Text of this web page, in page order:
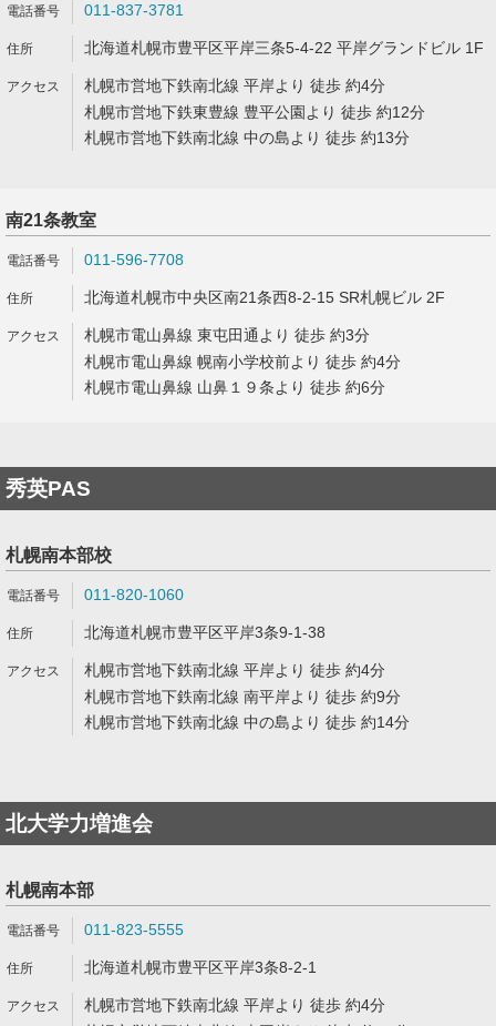
011-837-3781
北海道札幌市豊平区平岸三条5-4-22 平岸グランドビル 1F
札幌市営地下鉄南北線 平岸より 徒歩 約4分
札幌市営地下鉄東豊線 豊平公園より 徒歩 約12分
札幌市営地下鉄南北線 中の島より 徒歩 約13分
南21条教室
011-596-7708
北海道札幌市中央区南21条西8-2-15 SR札幌ビル 2F
札幌市電山鼻線 東屯田通より 徒歩 約3分
札幌市電山鼻線 幌南小学校前より 徒歩 約4分
札幌市電山鼻線 山鼻１９条より 徒歩 約6分
秀英PAS
札幌南本部校
011-820-1060
北海道札幌市豊平区平岸3条9-1-38
札幌市営地下鉄南北線 平岸より 徒歩 約4分
札幌市営地下鉄南北線 南平岸より 徒歩 約9分
札幌市営地下鉄南北線 中の島より 徒歩 約14分
北大学力増進会
札幌南本部
011-823-5555
北海道札幌市豊平区平岸3条8-2-1
札幌市営地下鉄南北線 平岸より 徒歩 約4分